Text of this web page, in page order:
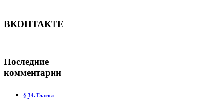
ВКОНТАКТЕ
Последние
комментарии
§ 34. Глагол